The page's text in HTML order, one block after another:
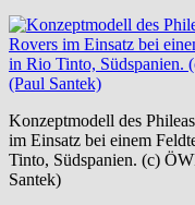
Konzeptmodell des
im Einsatz bei einem
Tinto, Südspanien. (c)
Santek)